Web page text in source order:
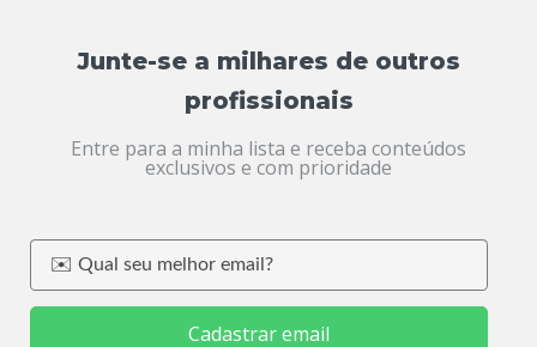
Junte-se a milhares de outros
profissionais
Entre para a minha lista e receba conteúdos
exclusivos e com prioridade
Cadastrar email